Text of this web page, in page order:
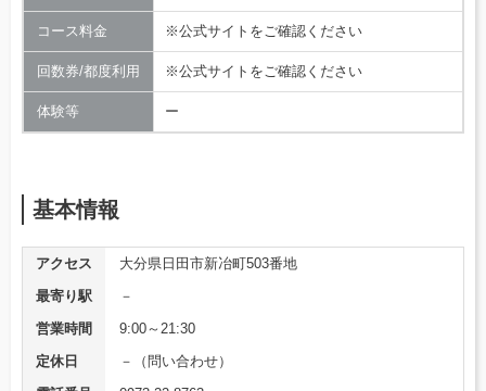
コース料金 ※公式サイトをご確認ください
回数券/都度利用 ※公式サイトをご確認ください
体験等 ー
基本情報
アクセス
大分県日田市新冶町503番地
最寄り駅
－
営業時間
9:00～21:30
定休日
－（問い合わせ）